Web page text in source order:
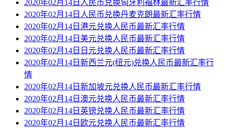
2020年02月14日人民币兑换匈牙利福林最新汇率行情
2020年02月14日人民币兑换丹麦克朗最新汇率行情
2020年02月14日港元兑换人民币最新汇率行情
2020年02月14日美元兑换人民币最新汇率行情
2020年02月14日日元兑换人民币最新汇率行情
2020年02月14日新西兰元(纽元)兑换人民币最新汇率行
情
2020年02月14日新加坡元兑换人民币最新汇率行情
2020年02月14日澳元兑换人民币最新汇率行情
2020年02月14日英镑兑换人民币最新汇率行情
2020年02月14日欧元兑换人民币最新汇率行情